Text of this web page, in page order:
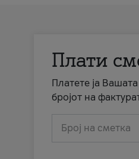
Плати
Платете ја
бројот на
Број на сметка